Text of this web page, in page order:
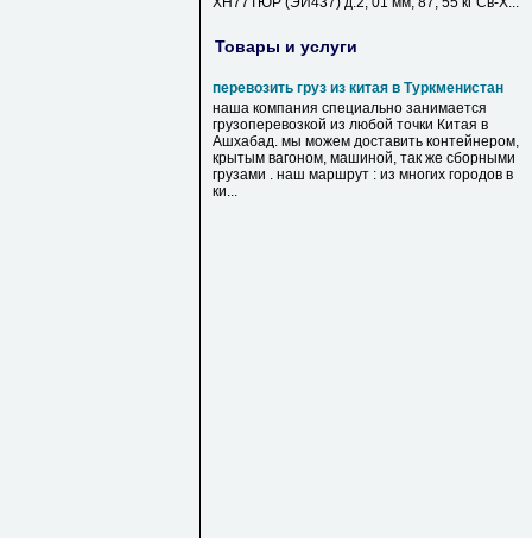
Товары и услуги
перевозить груз из китая в Туркменистан
наша компания специально занимается
грузоперевозкой из любой точки Китая в
Ашхабад. мы можем доставить контейнером,
крытым вагоном, машиной, так же сборными
грузами . наш маршрут : из многих городов в
ки...